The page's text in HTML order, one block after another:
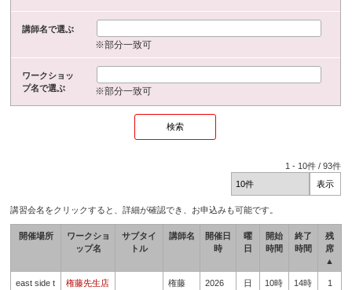
講師名で選ぶ
※部分一致可
ワークショッ
プ名で選ぶ
※部分一致可
1 - 10件 /93件
講習会名をクリックすると、詳細が確認でき、お申込みも可能です。
開催場所
ワークショ
ップ名
サブタイ
トル
講師名
開催日
時
曜
日
開始
時間
終了
時間
残
席
▲
east side t
権藤先生店
権藤
2026
日
10時
14時
1